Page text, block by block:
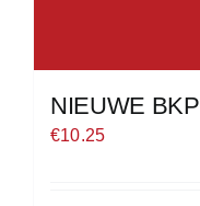
NIEUWE BKP
€10.25